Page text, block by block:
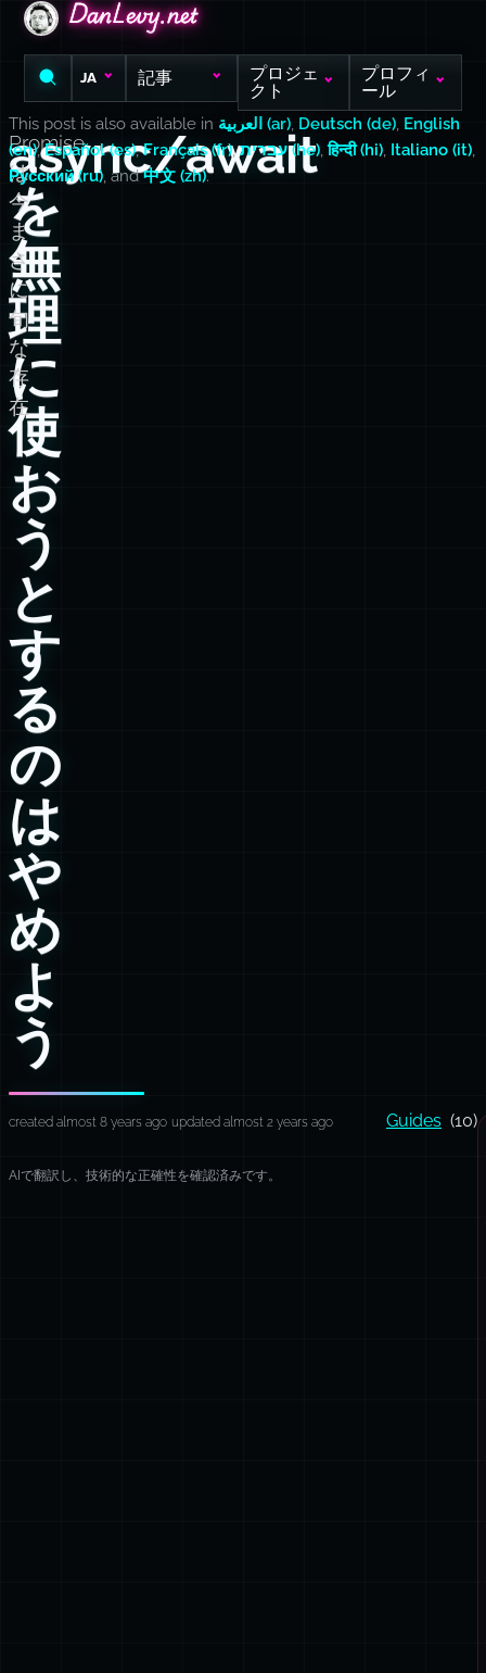
DanLevy.net
DanLevy.net
DanLevy.net
JA 記事
プロジェ
クト
プロフィ
ール
async/await
を
無
理
に
使
お
う
と
す
る
の
は
や
め
よ
う
Promise
は
今
ま
さ
に
旬
な
存
在
This post is also available in العربية (ar), Deutsch (de), English
(en),Español (es),Français (fr), עברית (he),हिन्दी (hi), Italiano (it),
Русский (ru), and中文 (zh).
created almost 8 years ago updated almost 2 years ago Guides (10)
AIで翻訳し、技術的な正確性を確認済みです。